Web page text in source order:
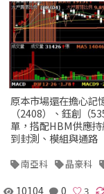
原本市場還在擔心記
（2408）、鈺創（
單，搭配HBM供應
到封測、模組與通路
南亞科 晶豪科
10104 0